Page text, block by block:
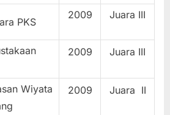
PKS
2009 Juara III
2009 Juara III
Wiyata
2009 Juara II